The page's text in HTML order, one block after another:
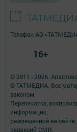
© 2011 - 2026.
© ТАТМЕДИА. Все
законом.
Перепечатка,
информации,
размещенной на
редакций СМИ.
Телефон АО
16+